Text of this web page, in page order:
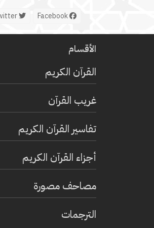
Facebook
Twitter
الأقسام
القرآن الكريم
غريب القرآن
تفاسير القرآن الكريم
أجزاء القرآن الكريم
مصاحف مصورة
الترجمات